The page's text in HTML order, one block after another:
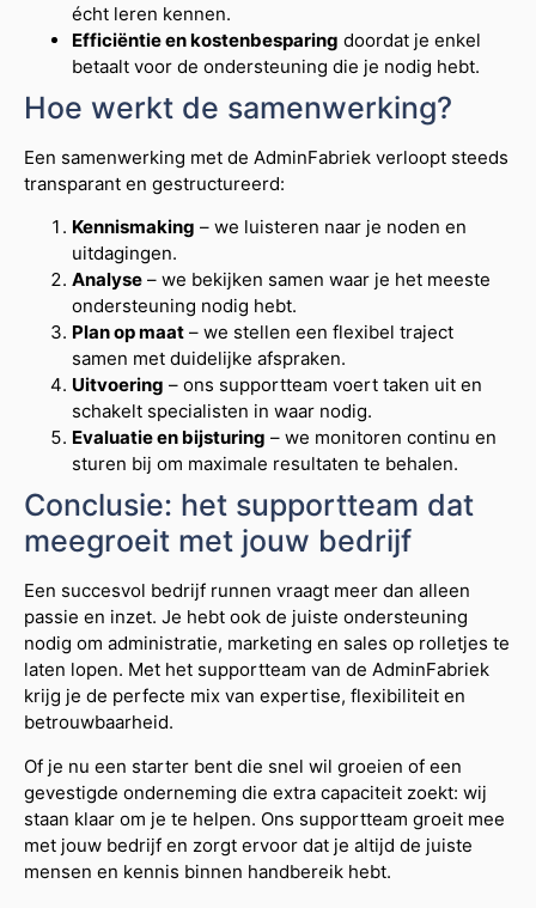
écht leren kennen.
Efficiëntie en kostenbesparing doordat je enkel
betaalt voor de ondersteuning die je nodig hebt.
Hoe werkt de samenwerking?
Een samenwerking met de AdminFabriek verloopt steeds
transparant en gestructureerd:
Kennismaking – we luisteren naar je noden en
uitdagingen.
Analyse – we bekijken samen waar je het meeste
ondersteuning nodig hebt.
Plan op maat – we stellen een flexibel traject
samen met duidelijke afspraken.
Uitvoering – ons supportteam voert taken uit en
schakelt specialisten in waar nodig.
Evaluatie en bijsturing – we monitoren continu en
sturen bij om maximale resultaten te behalen.
Conclusie: het supportteam dat
meegroeit met jouw bedrijf
Een succesvol bedrijf runnen vraagt meer dan alleen
passie en inzet. Je hebt ook de juiste ondersteuning
nodig om administratie, marketing en sales op rolletjes te
laten lopen. Met het supportteam van de AdminFabriek
krijg je de perfecte mix van expertise, flexibiliteit en
betrouwbaarheid.
Of je nu een starter bent die snel wil groeien of een
gevestigde onderneming die extra capaciteit zoekt: wij
staan klaar om je te helpen. Ons supportteam groeit mee
met jouw bedrijf en zorgt ervoor dat je altijd de juiste
mensen en kennis binnen handbereik hebt.